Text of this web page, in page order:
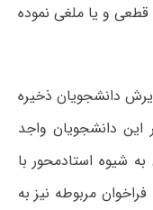
قطعی و یا ملغی نموده
دانشجویان ذخیره
این دانشجویان واجد
شیوه استادمحور با
مربوطه نیز به